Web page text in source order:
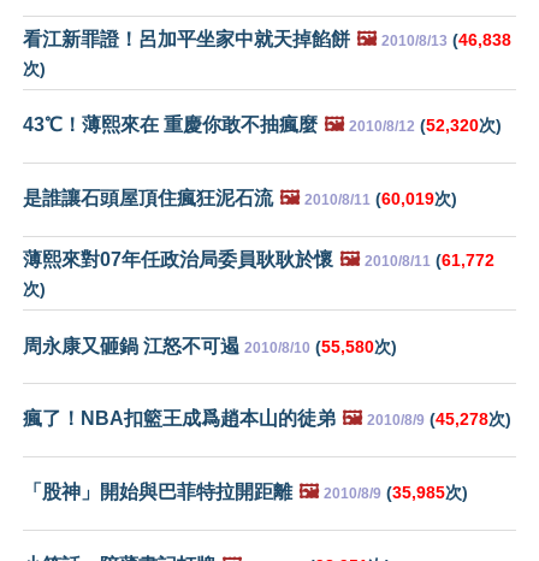
看江新罪證！呂加平坐家中就天掉餡餅 🖼️ 2010/8/13 (46,838
次)
43℃！薄熙來在 重慶你敢不抽瘋麼 🖼️ 2010/8/12 (52,320次)
是誰讓石頭屋頂住瘋狂泥石流 🖼️ 2010/8/11 (60,019次)
薄熙來對07年任政治局委員耿耿於懷 🖼️ 2010/8/11 (61,772
次)
周永康又砸鍋 江怒不可遏 2010/8/10 (55,580次)
瘋了！NBA扣籃王成爲趙本山的徒弟 🖼️ 2010/8/9 (45,278次)
「股神」開始與巴菲特拉開距離 🖼️ 2010/8/9 (35,985次)